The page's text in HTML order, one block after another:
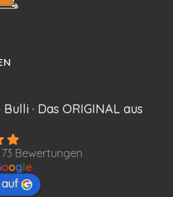
· Das ORIGINAL aus
Bewertungen
oogle
auf